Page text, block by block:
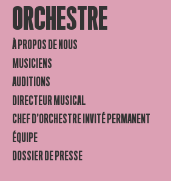
ORCHESTRE
À PROPOS DE NOUS
MUSICIENS
AUDITIONS
DIRECTEUR MUSICAL
CHEF D’ORCHESTRE INVITÉ PERMANENT
ÉQUIPE
DOSSIER DE PRESSE